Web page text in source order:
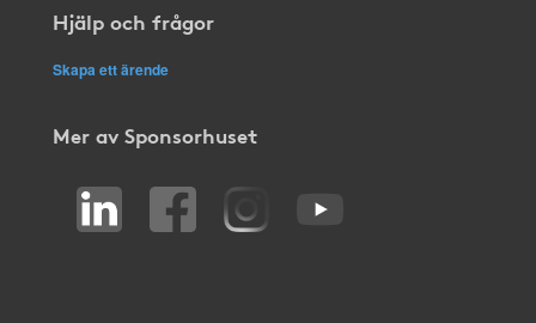
Hjälp och frågor
Skapa ett ärende
Mer av Sponsorhuset